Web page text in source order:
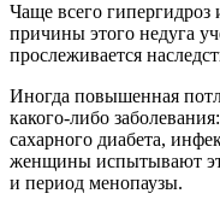
Чаще всего гипергидроз
причины этого недуга
прослеживается
Иногда повышенная
какого-либо
сахарного диабета,
женщины испытывают
и период менопаузы.